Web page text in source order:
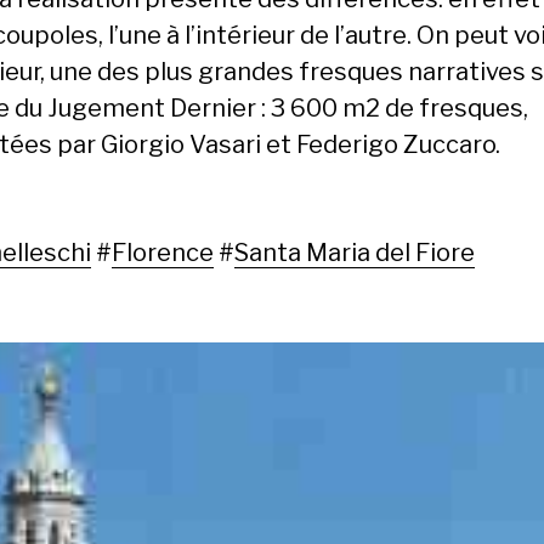
l’une à l’intérieur de l’autre. On peut
une des plus grandes fresques narratives
du Jugement Dernier : 3 600 m2 de fresques,
par Giorgio Vasari et Federigo Zuccaro.
#Florence #Santa Maria del Fiore